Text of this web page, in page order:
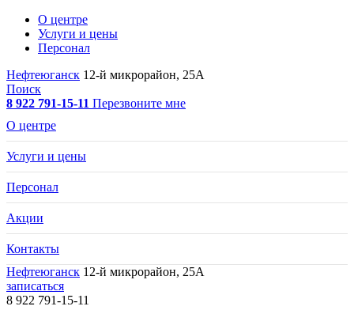
О центре
Услуги и цены
Персонал
Нефтеюганск 12-й микрорайон, 25А
Поиск
8 922 791-15-11 Перезвоните мне
О центре
Услуги и цены
Персонал
Акции
Контакты
Нефтеюганск 12-й микрорайон, 25А
записаться
8 922 791-15-11